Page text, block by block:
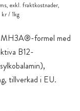
MH3A®-formel med
B12-
tillverkad i EU.
exkl. fraktkostnader,
/ 1kg